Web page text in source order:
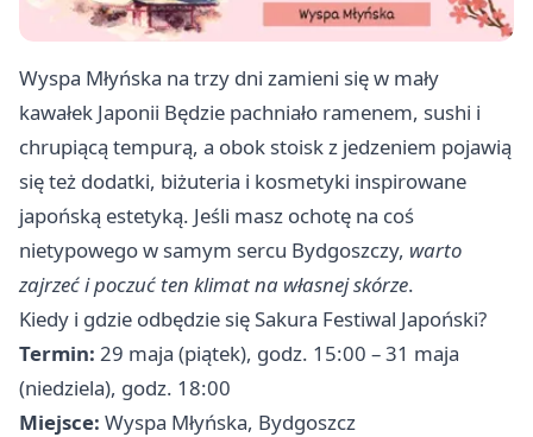
Wyspa Młyńska na trzy dni zamieni się w mały
kawałek Japonii Będzie pachniało ramenem, sushi i
chrupiącą tempurą, a obok stoisk z jedzeniem pojawią
się też dodatki, biżuteria i kosmetyki inspirowane
japońską estetyką. Jeśli masz ochotę na coś
nietypowego w samym sercu Bydgoszczy, warto
zajrzeć i poczuć ten klimat na własnej skórze.
Kiedy i gdzie odbędzie się Sakura Festiwal Japoński?
Termin: 29 maja (piątek), godz. 15:00 – 31 maja
(niedziela), godz. 18:00
Miejsce: Wyspa Młyńska, Bydgoszcz